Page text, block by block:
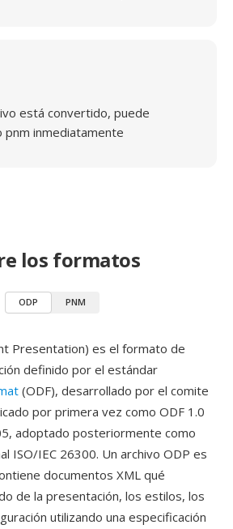
está convertido, puede
pnm inmediatamente
los formatos
ODP PNM
Presentation) es el formato de
definido por el estándar
(ODF), desarrollado por el comite
por primera vez como ODF 1.0
adoptado posteriormente como
ISO/IEC 26300. Un archivo ODP es
documentos XML qué
de la presentación, los estilos, los
utilizando una especificación